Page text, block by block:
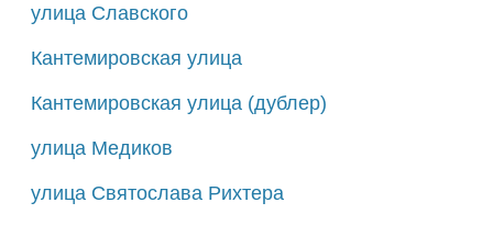
улица Славского
Кантемировская улица
Кантемировская улица (дублер)
улица Медиков
улица Святослава Рихтера